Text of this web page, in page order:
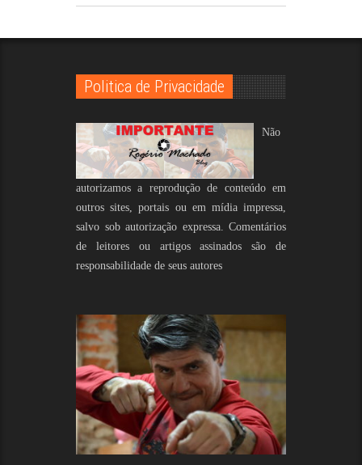
Politica de Privacidade
Não
autorizamos a reprodução de conteúdo em
outros sites, portais ou em mídia impressa,
salvo sob autorização expressa. Comentários
de leitores ou artigos assinados são de
responsabilidade de seus autores